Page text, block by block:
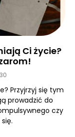
Ci życie?
Przyjrzyj się tym
prowadzić do
czy